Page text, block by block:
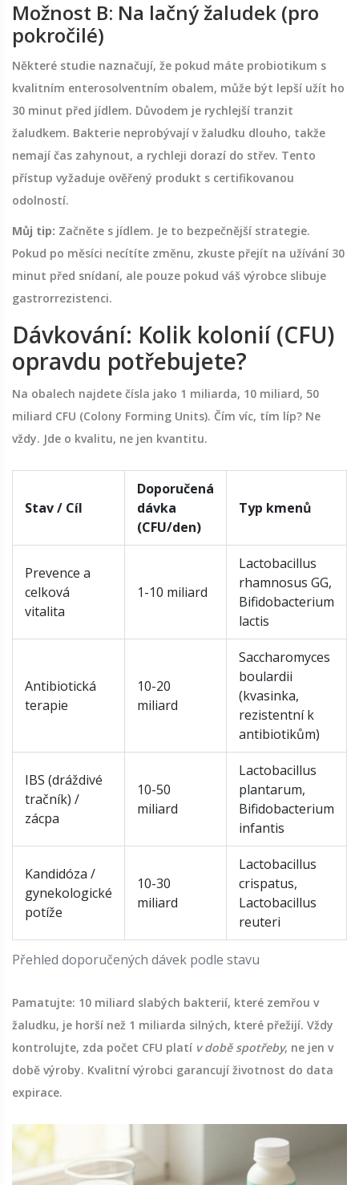
Možnost B: Na lačný žaludek (pro
pokročilé)
Některé studie naznačují, že pokud máte probiotikum s
kvalitním enterosolventním obalem, může být lepší užít ho
30 minut před jídlem. Důvodem je rychlejší tranzit
žaludkem. Bakterie neprobývají v žaludku dlouho, takže
nemají čas zahynout, a rychleji dorazí do střev. Tento
přístup vyžaduje ověřený produkt s certifikovanou
odolností.
Můj tip: Začněte s jídlem. Je to bezpečnější strategie.
Pokud po měsíci necítíte změnu, zkuste přejít na užívání 30
minut před snídaní, ale pouze pokud váš výrobce slibuje
gastrorrezistenci.
Dávkování: Kolik kolonií (CFU)
opravdu potřebujete?
Na obalech najdete čísla jako 1 miliarda, 10 miliard, 50
miliard CFU (Colony Forming Units). Čím víc, tím líp? Ne
vždy. Jde o kvalitu, ne jen kvantitu.
Přehled doporučených dávek podle stavu
Stav / Cíl
Doporučená
dávka
(CFU/den)
Typ kmenů
Prevence a
celková
vitalita
1-10 miliard
Lactobacillus
rhamnosus GG,
Bifidobacterium
lactis
Antibiotická
terapie
10-20
miliard
Saccharomyces
boulardii
(kvasinka,
rezistentní k
antibiotikům)
IBS (dráždivé
tračník) /
zácpa
10-50
miliard
Lactobacillus
plantarum,
Bifidobacterium
infantis
Kandidóza /
gynekologické
potíže
10-30
miliard
Lactobacillus
crispatus,
Lactobacillus
reuteri
Pamatujte: 10 miliard slabých bakterií, které zemřou v
žaludku, je horší než 1 miliarda silných, které přežijí. Vždy
kontrolujte, zda počet CFU platí v době spotřeby, ne jen v
době výroby. Kvalitní výrobci garancují životnost do data
expirace.